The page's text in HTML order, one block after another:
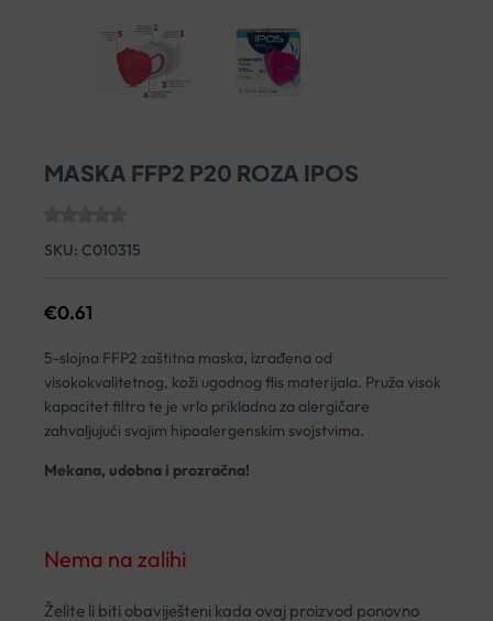
MASKA FFP2 P20 ROZA IPOS
SKU: C010315
€0.61
5-slojna FFP2 zaštitna maska, izrađena od
visokokvalitetnog, koži ugodnog flis materijala. Pruža visok
kapacitet filtra te je vrlo prikladna za alergičare
zahvaljujući svojim hipoalergenskim svojstvima.
Mekana, udobna i prozračna!
Nema na zalihi